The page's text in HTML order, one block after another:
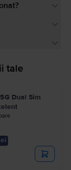
tale
Dual Sim